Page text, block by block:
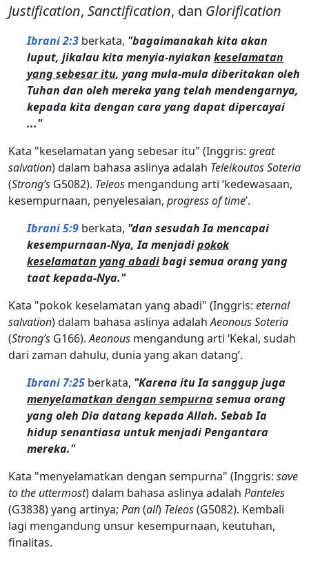
Justification, Sanctification, dan Glorification
Ibrani 2:3 berkata, "bagaimanakah kita akan
luput, jikalau kita menyia-nyiakankeselamatan
yang sebesar itu, yang mula-mula diberitakan oleh
Tuhan dan oleh mereka yang telah mendengarnya,
kepada kita dengan cara yang dapat dipercayai
..."
Kata "keselamatan yang sebesar itu" (Inggris: great
salvation) dalam bahasa aslinya adalah Teleikoutos Soteria
(Strong’s G5082). Teleos mengandung arti ‘kedewasaan,
kesempurnaan, penyelesaian, progress of time’.
Ibrani 5:9 berkata, "dan sesudah Ia mencapai
kesempurnaan-Nya, Ia menjadipokok
keselamatan yang abadibagi semua orang yang
taat kepada-Nya."
Kata "pokok keselamatan yang abadi" (Inggris: eternal
salvation) dalam bahasa aslinya adalahAeonous Soteria
(Strong’s G166).Aeonous mengandung arti ‘Kekal, sudah
dari zaman dahulu, dunia yang akan datang’.
Ibrani 7:25 berkata, "Karena itu Ia sanggup juga
menyelamatkan dengan sempurnasemua orang
yang oleh Dia datang kepada Allah. Sebab Ia
hidup senantiasa untuk menjadi Pengantara
mereka."
Kata "menyelamatkan dengan sempurna" (Inggris: save
to the uttermost) dalam bahasa aslinya adalah Panteles
(G3838) yang artinya; Pan(all) Teleos(G5082). Kembali
lagi mengandung unsur kesempurnaan, keutuhan,
finalitas.